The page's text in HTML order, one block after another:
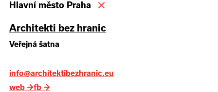
Hlavní město Praha
Architekti bez hranic
Veřejná šatna
info@architektibezhranic.eu
web →fb →